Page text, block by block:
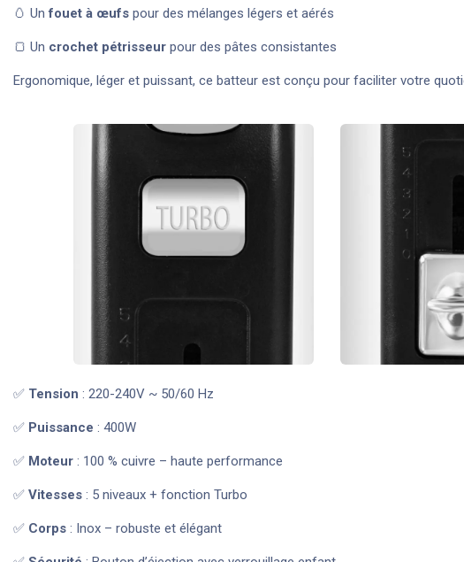
🥚 Unfouet à œufs pour des mélanges légers et aérés
🍞 Un crochet pétrisseur pour des pâtes consistantes
Ergonomique, léger et puissant, ce batteur est conçu pour faciliter votre
✅ Tension : 220-240V ~ 50/60 Hz
✅ Puissance : 400W
✅ Moteur : 100 % cuivre – haute performance
✅ Vitesses : 5 niveaux + fonction Turbo
✅ Corps : Inox – robuste et élégant